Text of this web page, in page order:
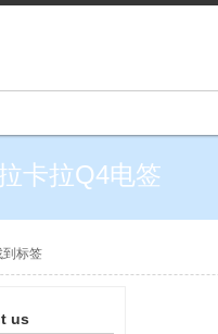
卡拉Q4电签
到标签
us